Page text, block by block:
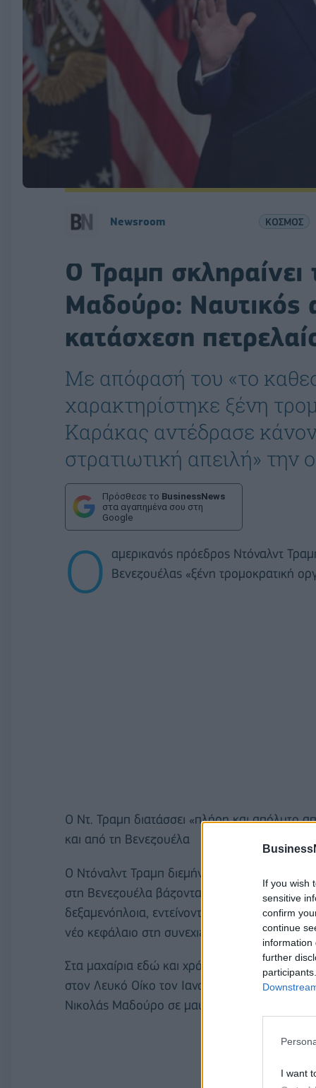
If you wish
sensitive
confirm
continue
information
further
I want
Newsroom ΚΟΣΜΟΣ
Ο Τραμπ
Μαδούρο: Ναυτικός
κατάσχεση
Με απόφασή του «το
χαρακτηρίστηκε ξένη
Καράκας αντέδρασε
στρατιωτική απειλή» την
Πρόσθεσε το BusinessNews
στα αγαπημένα σου στη
Google
Ο
αμερικανός πρόεδρος Ντόναλντ
Βενεζουέλας «ξένη τρομοκρατική
Ο Ντ. Τραμπ διατάσσει «πλήρη και απόλυτο
και από τη Βενεζουέλα
Ο Ντόναλντ Τραμπ διεμήνυσε χθες Τρίτη ότι
στη Βενεζουέλα βάζοντας στο στόχαστρο τα
δεξαμενόπλοια, εντείνοντας ακόμη
νέο κεφάλαιο στη συνεχιζόμενη κρίση
Στα μαχαίρια εδώ και χρόνια, οι δυο χώρες
στον Λευκό Οίκο τον Ιανουάριο ο κ. Τραμπ,
Νικολάς Μαδούρο σε μαύρο πρόβατό του σε